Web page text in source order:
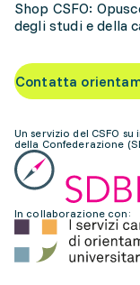
Shop CSFO:
degli studi e della
Contatta
Un servizio del CSFO
della Confederazione
In collaborazione con: